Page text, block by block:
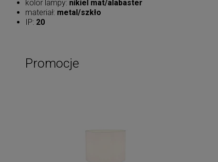
kolor lampy: nikiel mat/alabaster
materiał: metal/szkło
IP: 20
Promocje